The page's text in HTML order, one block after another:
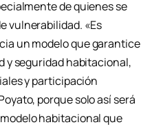
de quienes se
vulnerabilidad. «Es
un modelo que garantice
y seguridad habitacional,
y participación
porque solo así será
habitacional que